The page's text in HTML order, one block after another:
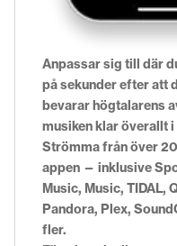
Anpassar sig till där
på sekunder efter att
bevarar högtalarens
musiken klar överallt
Strömma från över
appen — inklusive
Music, Music, TIDAL,
Pandora, Plex,
fler.